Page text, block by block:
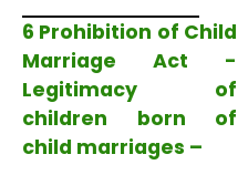
6 Prohibition of Child
Marriage Act -
Legitimacy of
children born of
child marriages –